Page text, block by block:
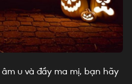
u và đầy ma mị, bạn hãy